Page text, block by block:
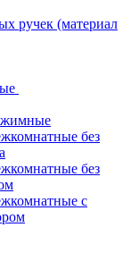
ручек (материал
без
без
с